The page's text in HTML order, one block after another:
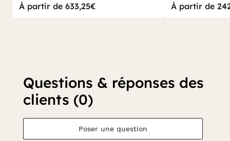
À partir de 633,25€ À partir de
Questions & réponses des
clients (0)
Poser une question